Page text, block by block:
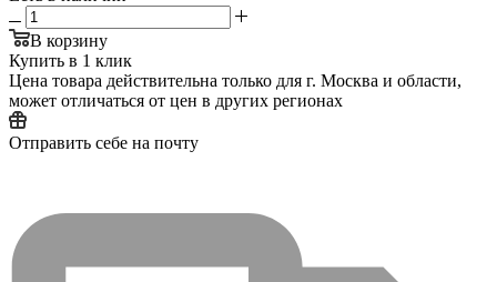
В корзину
Купить в 1 клик
Цена товара действительна только для г. Москва и области,
может отличаться от цен в других регионах
Отправить себе на почту